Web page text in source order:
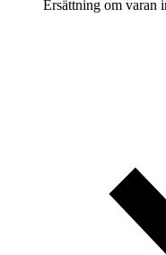
Ersättning om varan